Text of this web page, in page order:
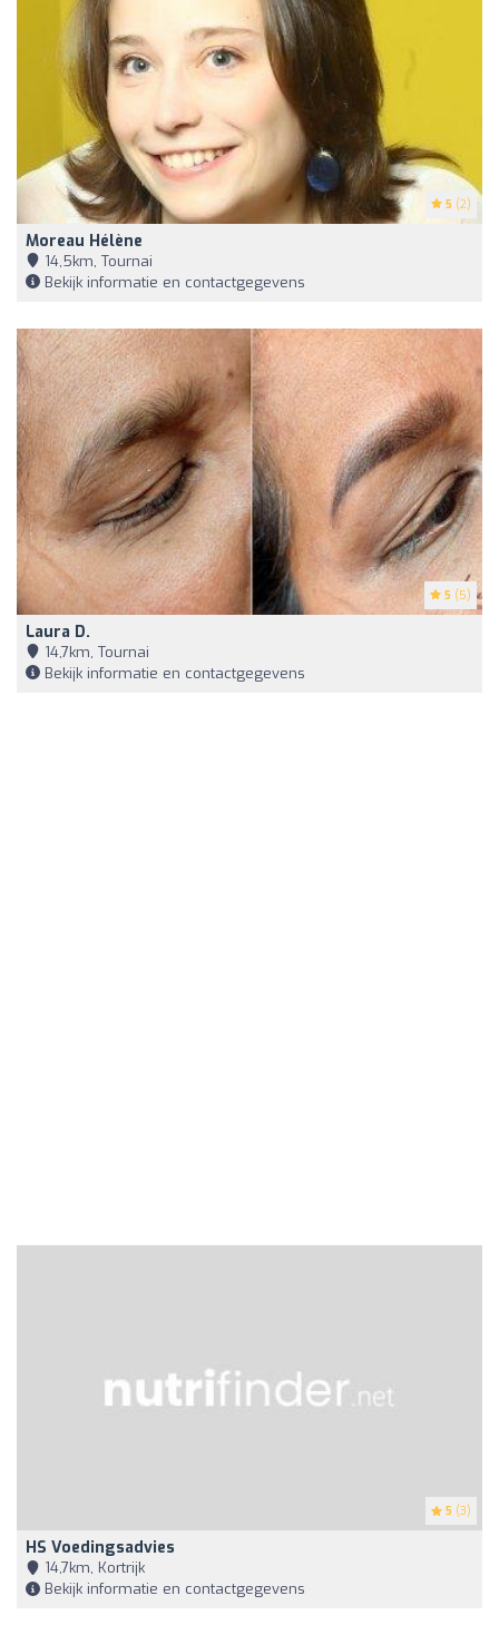
5 (2)
Moreau Hélène
14,5km, Tournai
Bekijk informatie en contactgegevens
5 (5)
Laura D.
14,7km, Tournai
Bekijk informatie en contactgegevens
5 (3)
HS Voedingsadvies
14,7km, Kortrijk
Bekijk informatie en contactgegevens